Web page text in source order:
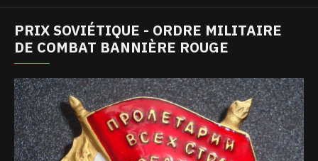
PRIX SOVIÉTIQUE - ORDRE MILITAIRE
DE COMBAT BANNIÈRE ROUGE